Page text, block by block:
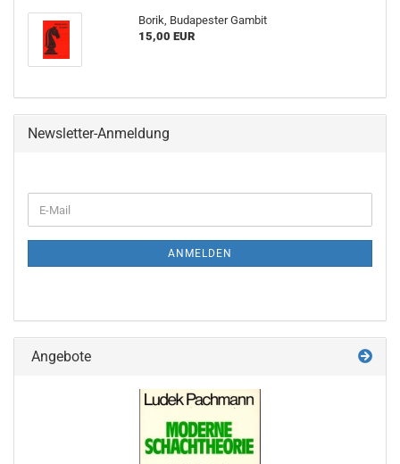
Borik, Budapester Gambit
15,00 EUR
Newsletter-Anmeldung
ZUR
E-
Mail
ANMELDEN
Angebote